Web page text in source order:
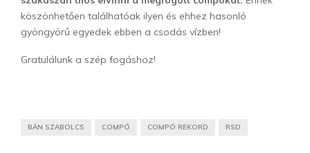
köszönhetően találhatóak ilyen és ehhez hasonló
gyöngyörű egyedek ebben a csodás vízben!
Gratulálunk a szép fogáshoz!
BÁN SZABOLCS COMPÓ COMPÓ REKORD RSD